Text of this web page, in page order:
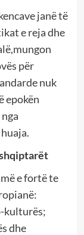
janë të
e reja dhe
për
nuk
epokën
e fortë te
kulturës;
dhe